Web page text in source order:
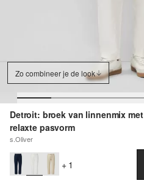
Zo combineer je de look
Detroit: broek van linnenmix met
relaxte pasvorm
s.Oliver
+ 1